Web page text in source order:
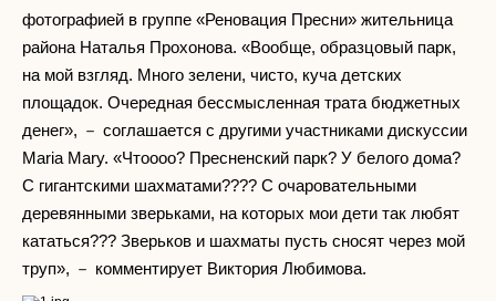
фотографией в группе «Реновация Пресни» жительница
района Наталья Прохонова. «Вообще, образцовый парк,
на мой взгляд. Много зелени, чисто, куча детских
площадок. Очередная бессмысленная трата бюджетных
денег», － соглашается с другими участниками дискуссии
Maria Mary. «Чтоооо? Пресненский парк? У белого дома?
С гигантскими шахматами???? С очаровательными
деревянными зверьками, на которых мои дети так любят
кататься??? Зверьков и шахматы пусть сносят через мой
труп», － комментирует Виктория Любимова.